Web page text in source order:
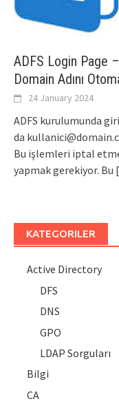
ADFS Login Page
Domain Adını
24 January 2024
ADFS kurulumunda
da
Bu işlemleri iptal
yapmak gerekiyor. Bu
KATEGORILER
Active Directory
DFS
DNS
GPO
LDAP Sorguları
Bilgi
CA